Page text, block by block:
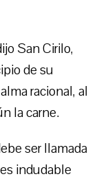
San Cirilo,
de su
racional, al
la carne.
ser llamada
indudable